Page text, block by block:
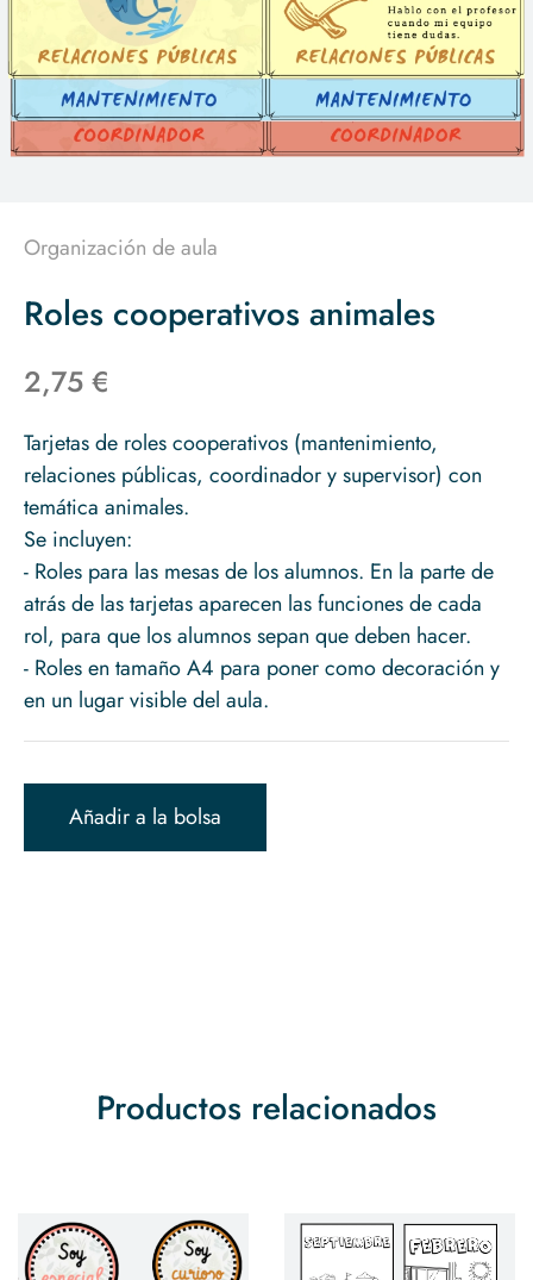
Organización de aula
Roles cooperativos animales
2,75 €
Tarjetas de roles cooperativos (mantenimiento,
relaciones públicas, coordinador y supervisor) con
temática animales.
Se incluyen:
- Roles para las mesas de los alumnos. En la parte de
atrás de las tarjetas aparecen las funciones de cada
rol, para que los alumnos sepan que deben hacer.
- Roles en tamaño A4 para poner como decoración y
en un lugar visible del aula.
Añadir a la bolsa
Productos relacionados